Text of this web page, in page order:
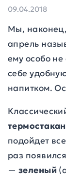
09.04.2018
Мы, наконец,
апрель
ему особо не
себе
напитком.
подойдет
раз
— зеленый